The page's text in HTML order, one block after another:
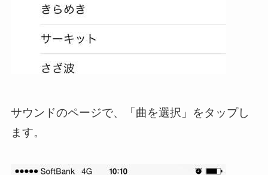
サウンドのページで、「曲を選択」をタップし
ます。